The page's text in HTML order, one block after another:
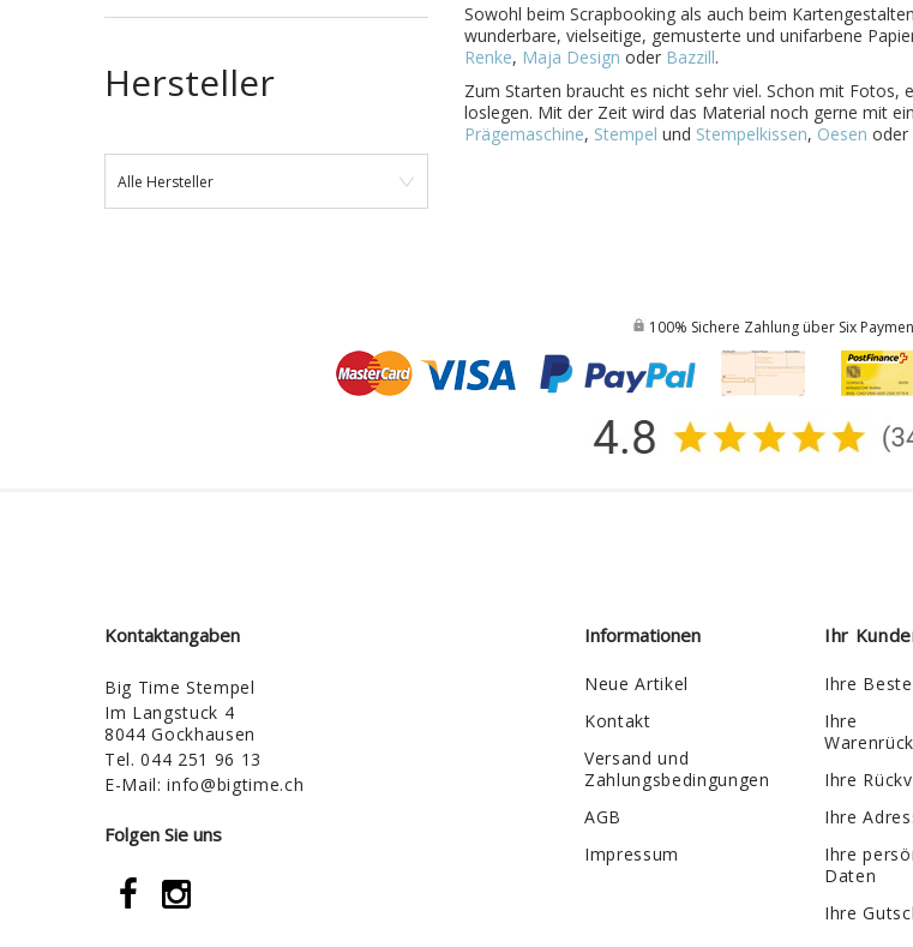
Sowohl beim Scrapbooking als auch beim
wunderbare, vielseitige, gemusterte und unifarbene
Renke, Maja Design oder Bazzill.
Zum Starten braucht es nicht sehr viel. Schon mit Fotos,
loslegen. Mit der Zeit wird das Material noch gerne mit
Prägemaschine, Stempel und Stempelkissen, Oesen oder
Hersteller
Alle Hersteller
100% Sichere Zahlung über Six
Kontaktangaben
Big Time Stempel
Im Langstuck 4
8044 Gockhausen
Tel.044 251 96 13
E-Mail:info@bigtime.ch
Folgen Sie uns
Informationen
Neue Artikel
Kontakt
Versand und
Zahlungsbedingungen
AGB
Impressum
Ihr
Ihre
Ihre
Ihre
Ihre
Ihre
Daten
Ihre